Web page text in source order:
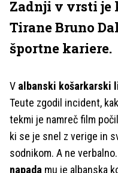
Zadnji v vrsti je
Tirane Bruno
športne kariere.
V albanski košarkarski
Teute zgodil incident,
tekmi je namreč film
ki se je snel z verige in
sodnikom. A ne
napada mu je albanska